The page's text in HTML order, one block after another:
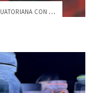
LOS WÁNABIS; UNA NUEVA PELÍCULA ECUATORIANA CON SELLO USFQ